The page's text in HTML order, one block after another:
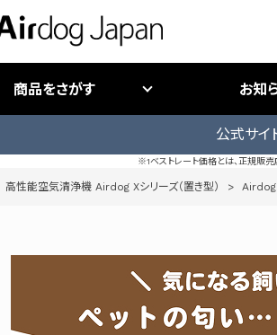
商品をさがす お知
公式サイ
※1ベストレート価格とは、正規販
高性能空気清浄機 Airdog Xシリーズ（置き型） >